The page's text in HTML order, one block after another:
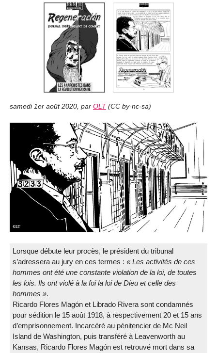
samedi 1er août 2020, par OLT (CC by-nc-sa)
Lorsque débute leur procès, le président du tribunal
s’adressera au jury en ces termes :
Les activités de ces
hommes ont été une constante violation de la loi, de toutes
les lois. Ils ont violé à la foi la loi de Dieu et celle des
hommes
.
Ricardo Flores Magón et Librado Rivera sont condamnés
pour sédition le 15 août 1918, à respectivement 20 et 15 ans
d’emprisonnement. Incarcéré au pénitencier de Mc Neil
Island de Washington, puis transféré à Leavenworth au
Kansas, Ricardo Flores Magón est retrouvé mort dans sa